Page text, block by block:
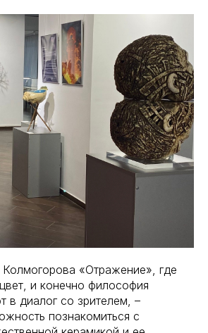
«Отражение», где
и конечно философия
в диалог со зрителем, –
познакомиться с